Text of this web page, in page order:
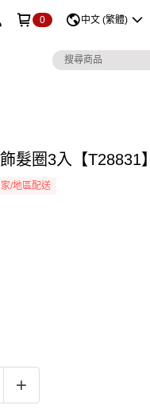
0 中文 (繁體)
髮圈3入【T28831】
家/地區配送